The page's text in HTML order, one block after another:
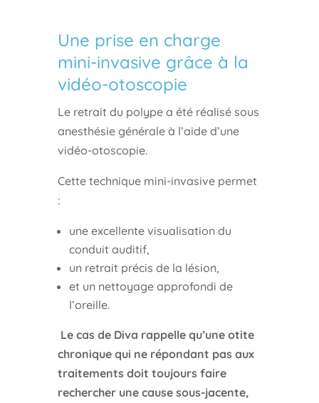
Une prise en charge
mini-invasive grâce à la
vidéo-otoscopie
Le retrait du polype a été réalisé sous
anesthésie générale à l’aide d’une
vidéo-otoscopie.
Cette technique mini-invasive permet
:
une excellente visualisation du
conduit auditif,
un retrait précis de la lésion,
et un nettoyage approfondi de
l’oreille.
Le cas de Diva rappelle qu’une otite
chronique qui ne répondant pas aux
traitements doit toujours faire
rechercher une cause sous-jacente,